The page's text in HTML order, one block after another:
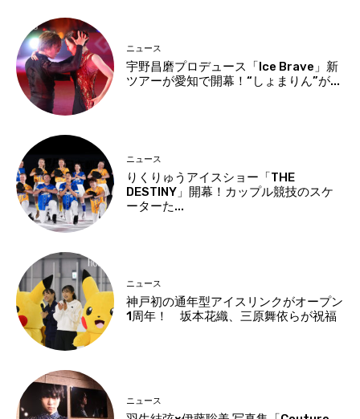
ニュース
宇野昌磨プロデュース「Ice Brave」新
ツアーが愛知で開幕！“しょまりん”が...
ニュース
りくりゅうアイスショー「THE
DESTINY」開幕！カップル競技のスケ
ーターた...
ニュース
神戸初の通年型アイスリンクがオープン
1周年！ 坂本花織、三原舞依らが祝福
ニュース